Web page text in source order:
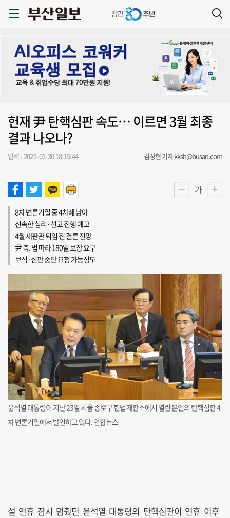
헌재 尹 탄핵심판 속도… 이르면 3월 최종
결과 나오나?
입력 : 2025-01-30 18:15:44 김성현 기자 kksh@busan.com
가
8차 변론기일 중 4차례 남아
신속한 심리·선고 진행 예고
4월 재판관 퇴임 전 결론 전망
尹 측, 법 따라 180일 보장 요구
보석·심판 중단 요청 가능성도
윤석열 대통령이 지난 23일 서울 종로구 헌법재판소에서 열린 본인의 탄핵심판 4
차 변론기일에서 발언하고 있다. 연합뉴스
설 연휴 잠시 멈췄던 윤석열 대통령의 탄핵심판이 연휴 이후